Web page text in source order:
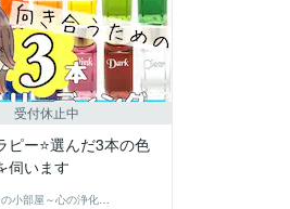
受付休止中
ピー⭐️選んだ3本の色
伺います
むっつ⭐の小部屋～心の浄化ができる場所〜